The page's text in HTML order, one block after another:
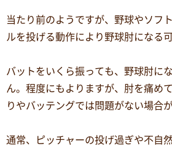
当たり前のようですが、野球やソフ
ルを投げる動作により野球肘になる
バットをいくら振っても、野球肘に
ん。程度にもよりますが、肘を痛め
りやバッテングでは問題がない場合
通常、ピッチャーの投げ過ぎや不自